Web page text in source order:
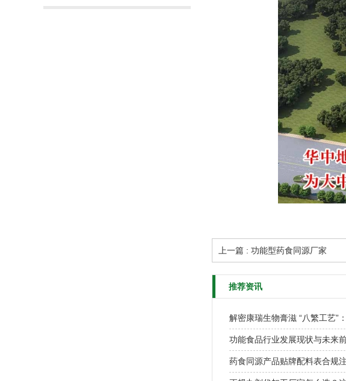
上一篇 : 功能型药食同源厂家
推荐资讯
功能食品行业发展现状与未来
药食同源产品贴牌配料表合规